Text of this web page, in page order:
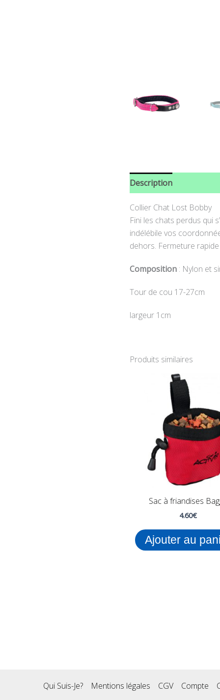
Description
Collier Chat Lost Bobby
Fini les chats perdus qui
indélébile vos
dehors. Fermeture
Composition: Nylon et
Tour de cou 17-27cm
largeur 1cm
Produits similaires
Sac à friandises
4.60€
Ajouter au
Qui Suis-Je? Mentions légales CGV Compte